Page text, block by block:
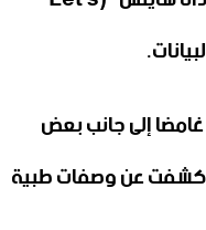
أكثر من 34 رمزا غامضا إلى جانب بعض
وكشفت عن وصفات طبية